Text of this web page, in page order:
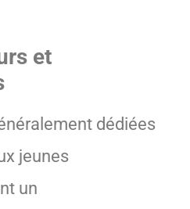
et
dédiées
jeunes
un